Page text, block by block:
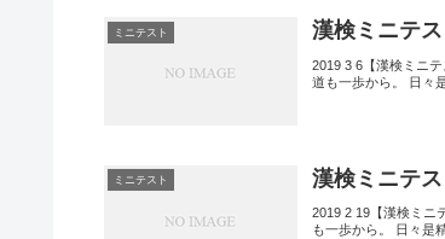
ミニテスト 漢検ミニテ
2019 3 6【漢検ミニ
道も一歩から。 日々
ミニテスト 漢検ミニテ
2019 2 19【漢検ミニ
も一歩から。 日々是